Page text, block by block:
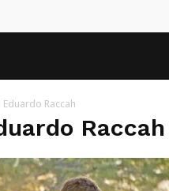
Eduardo Raccah
Raccah